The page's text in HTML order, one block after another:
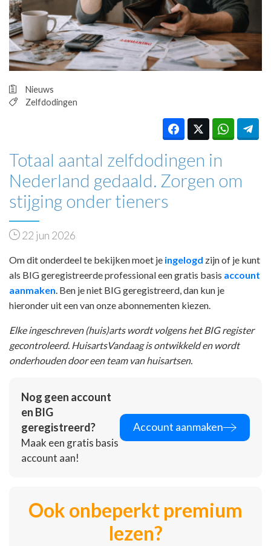
PRAKTIJKZAKEN
TARIEVEN
VPHUISARTSEN
MEDISCHE VAKHANDEL
REGISTRATIE
Nieuws
Zelfdodingen
Totaal aantal zelfdodingen in
Nederland gedaald. Zorgen om
stijging onder tieners
22 jun 2026
Om dit onderdeel te bekijken moet je ingelogd zijn of je kunt
als BIG geregistreerde professional een gratis basis account
aanmaken. Ben je niet BIG geregistreerd, dan kun je
hieronder uit een van onze abonnementen kiezen.
Elke ingeschreven (huis)arts wordt volgens het BIG register
gecontroleerd. HuisartsVandaag is ontwikkeld en wordt
onderhouden door een team van huisartsen.
Nog geen account
en BIG
geregistreerd?
Maak een gratis basis
account aan!
Account aanmaken
Ook onbeperkt premium
lezen?